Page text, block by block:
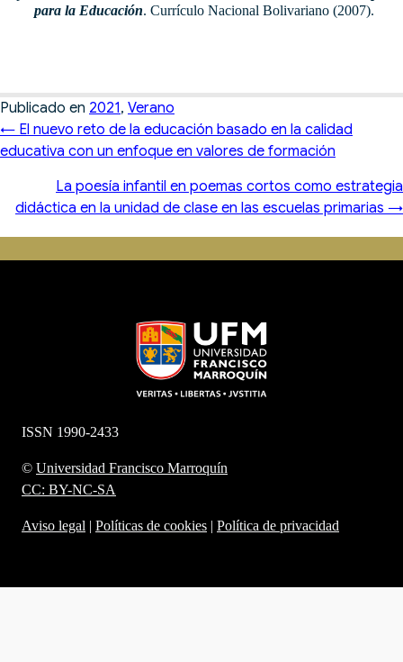
para la Educación. Currículo Nacional Bolivariano (2007).
Publicado en 2021, Verano
Posts
navigation
← El nuevo reto de la educación basado en la calidad
educativa con un enfoque en valores de formación
La poesía infantil en poemas cortos como estrategia
didáctica en la unidad de clase en las escuelas primarias →
ISSN 1990-2433
© Universidad Francisco Marroquín
CC: BY-NC-SA
Aviso legal | Políticas de cookies | Política de privacidad